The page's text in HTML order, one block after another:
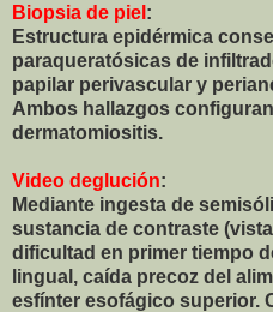
Biopsia de piel :
Estructura epidérmica
paraqueratósicas de
papilar perivascular y
Ambos hallazgos
dermatomiositis.
Video deglución:
Mediante ingesta de
sustancia de contraste
dificultad en primer tiempo
lingual, caída precoz del
esfínter esofágico superior.